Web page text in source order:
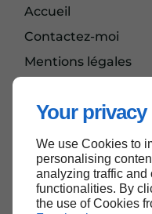
Your
We use Cookies to
personalising
analyzing traffic
functionalities. By
the use of Cookies
Accueil
Contactez-moi
Mentions légales